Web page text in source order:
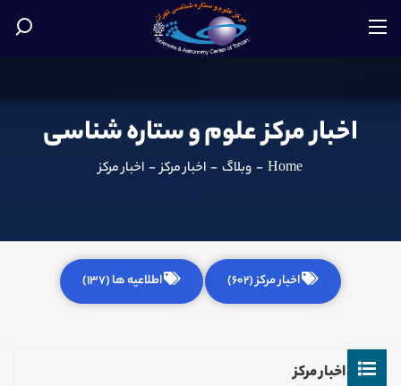
اخبار مرکز علوم و ستاره شناسی
Home
- وبلاگ - اخبار مرکز - اخبار مرکز
اخبار مرکز (602) اطلاعیه ها (137)
اخبار مرکز